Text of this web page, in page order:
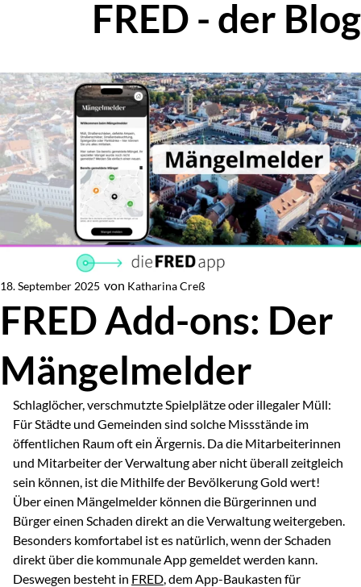
FRED - der Blog
18. September 2025 von
Von
Katharina Creß
FRED Add-ons: Der
Mängelmelder
Schlaglöcher, verschmutzte Spielplätze oder illegaler Müll:
Für Städte und Gemeinden sind solche Missstände im
öffentlichen Raum oft ein Ärgernis. Da die Mitarbeiterinnen
und Mitarbeiter der Verwaltung aber nicht überall zeitgleich
sein können, ist die Mithilfe der Bevölkerung Gold wert!
Über einen Mängelmelder können die Bürgerinnen und
Bürger einen Schaden direkt an die Verwaltung weitergeben.
Besonders komfortabel ist es natürlich, wenn der Schaden
direkt über die kommunale App gemeldet werden kann.
Deswegen besteht in FRED, dem App-Baukasten für